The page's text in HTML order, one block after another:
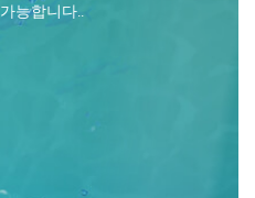
능합니다..